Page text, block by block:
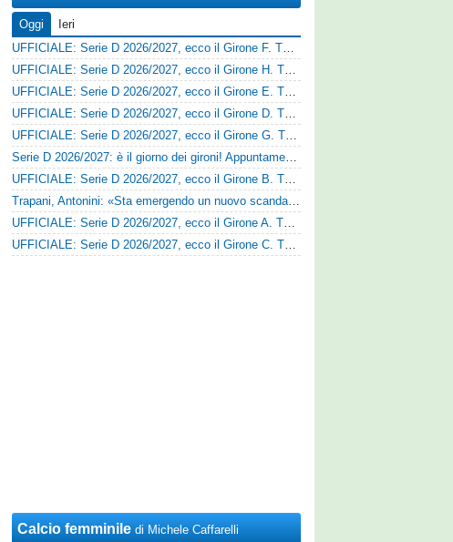
Oggi
Ieri
UFFICIALE: Serie D 2026/2027, ecco il Girone F. Tutte le squadre
UFFICIALE: Serie D 2026/2027, ecco il Girone H. Tutte le squadre
UFFICIALE: Serie D 2026/2027, ecco il Girone E. Tutte le squadre
UFFICIALE: Serie D 2026/2027, ecco il Girone D. Tutte le squadre
UFFICIALE: Serie D 2026/2027, ecco il Girone G. Tutte le squadre
Serie D 2026/2027: è il giorno dei gironi! Appuntamento fissato
UFFICIALE: Serie D 2026/2027, ecco il Girone B. Tutte le squadre
Trapani, Antonini: «Sta emergendo un nuovo scandalo»
UFFICIALE: Serie D 2026/2027, ecco il Girone A. Tutte le squadre
UFFICIALE: Serie D 2026/2027, ecco il Girone C. Tutte le squadre
Calcio femminile di Michele Caffarelli